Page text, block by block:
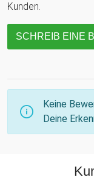
Kunden.
SCHREIB EINE
Keine
Deine